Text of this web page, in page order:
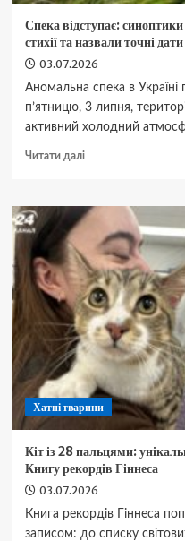
Спека відступає:
стихії та назвали точні
03.07.2026
Аномальна спека в Україні
п’ятницю, 3 липня,
активний холодний
Читати даліДокладніше
відступає:
синоптики
попередили
про
потужний
удар
стихії
та
назвали
точні
дати
приходу
негоди
Хатні тварини
Кіт із 28 пальцями:
Книгу рекордів Гіннеса
03.07.2026
Книга рекордів Гіннеса
записом: до списку